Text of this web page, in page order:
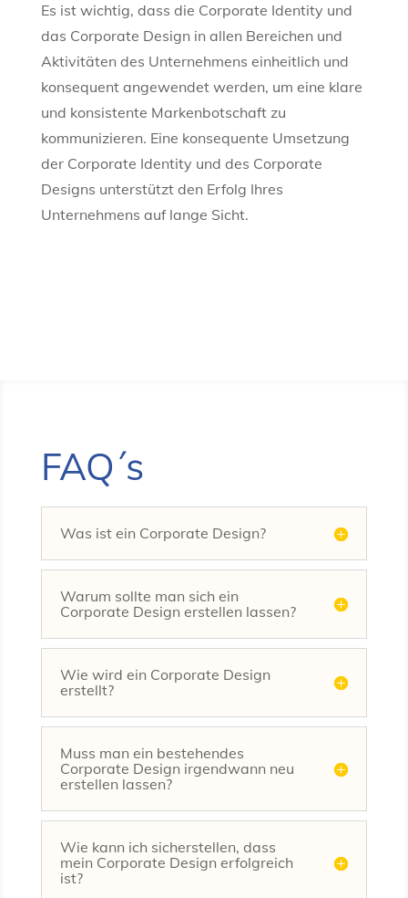
Es ist wichtig, dass die Corporate Identity und
das Corporate Design in allen Bereichen und
Aktivitäten des Unternehmens einheitlich und
konsequent angewendet werden, um eine klare
und konsistente Markenbotschaft zu
kommunizieren. Eine konsequente Umsetzung
der Corporate Identity und des Corporate
Designs unterstützt den Erfolg Ihres
Unternehmens auf lange Sicht.
FAQ´s
Was ist ein Corporate Design?
Warum sollte man sich ein
Corporate Design erstellen lassen?
Wie wird ein Corporate Design
erstellt?
Muss man ein bestehendes
Corporate Design irgendwann neu
erstellen lassen?
Wie kann ich sicherstellen, dass
mein Corporate Design erfolgreich
ist?